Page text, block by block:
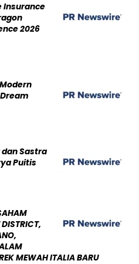
Insurance
2026
dan Sastra
Puitis
MEWAH ITALIA BARU